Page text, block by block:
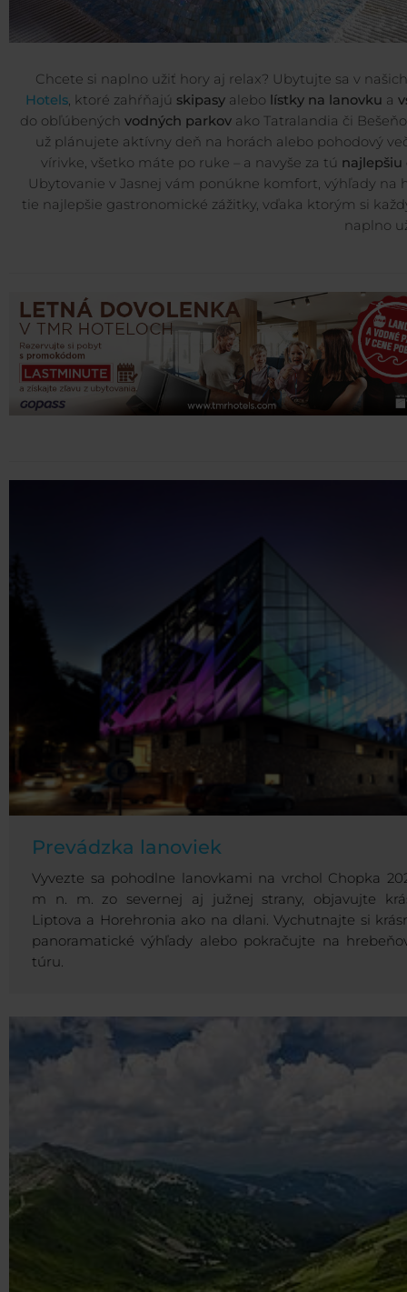
Chcete si naplno užiť hory aj relax? Ubytujte sa v
Hotels, ktoré zahŕňajú skipasy alebo lístky na lanovku a
do obľúbených vodných parkov ako Tatralandia či
už plánujete aktívny deň na horách alebo pohodový
vírivke, všetko máte po ruke – a navyše za tú najlepšiu
Ubytovanie v Jasnej vám ponúkne komfort, výhľady na
tie najlepšie gastronomické zážitky, vďaka ktorým si
naplno
Prevádzka lanoviek
Vyvezte sa pohodlne lanovkami na vrchol Chopka
m n. m. zo severnej aj južnej strany, objavujte
Liptova a Horehronia ako na dlani. Vychutnajte si
panoramatické výhľady alebo pokračujte na
túru.